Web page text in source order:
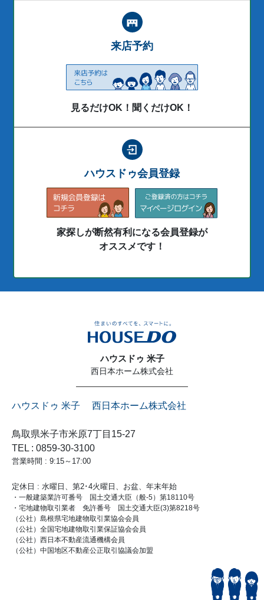
来店予約
見るだけOK！聞くだけOK！
ハウスドゥ会員登録
家探しが断然有利になる会員登録が
オススメです！
ハウスドゥ 米子
西日本ホーム株式会社
ハウスドゥ 米子 西日本ホーム株式会社
鳥取県米子市米原7丁目15-27
TEL : 0859-30-3100
営業時間 : 9:15～17:00
定休日 : 水曜日、第2･4火曜日、お盆、年末年始
・一般建築業許可番号 国土交通大臣（般-5）第18110号
・宅地建物取引業者 免許番号 国土交通大臣(3)第8218号
（公社）島根県宅地建物取引業協会会員
（公社）全国宅地建物取引業保証協会会員
（公社）西日本不動産流通機構会員
（公社）中国地区不動産公正取引協議会加盟